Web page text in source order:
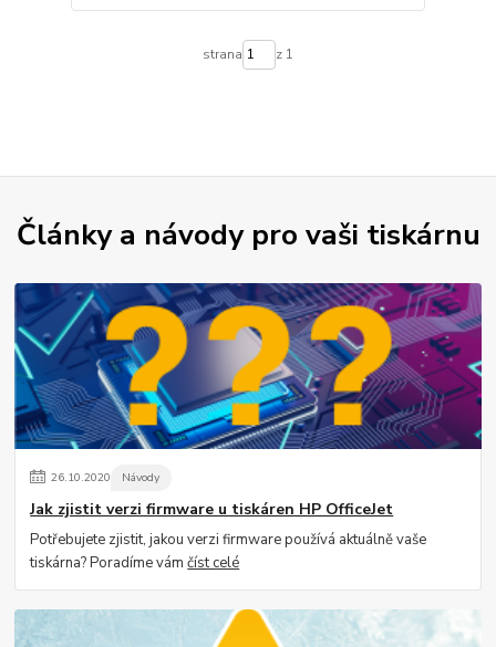
strana z 1
Články a návody pro vaši tiskárnu
26.10.2020 Návody
Jak zjistit verzi firmware u tiskáren HP OfficeJet
Potřebujete zjistit, jakou verzi firmware používá aktuálně vaše
tiskárna? Poradíme vámčíst celé